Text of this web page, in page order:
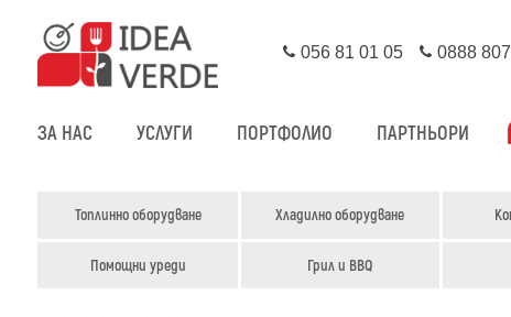
056 81 01 05 0888
ЗА НАС УСЛУГИ ПОРТФОЛИО ПАРТНЬОРИ
Топлинно оборудване Хладилно оборудване
Помощни уреди Грил и BBQ